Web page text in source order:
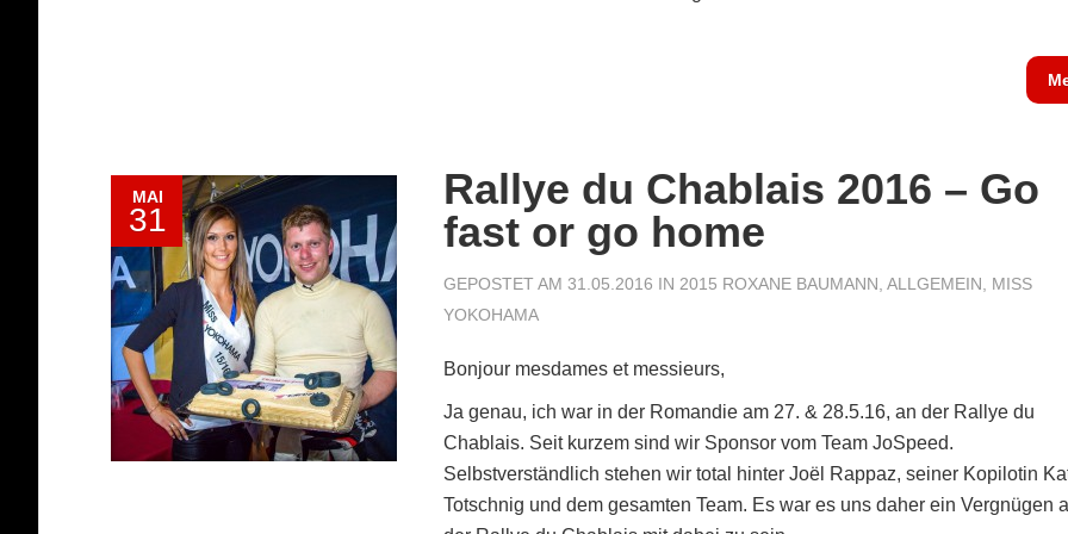
MAI
31
Rallye du Chablais 2016 – Go
fast or go home
GEPOSTET AM 31.05.2016 IN 2015 ROXANE BAUMANN ALLGEMEIN
MISS
YOKOHAMA
Bonjour mesdames et messieurs,
Ja genau, ich war in der Romandie am 27. & 28.5.16, an der Rallye du
Chablais. Seit kurzem sind wir Sponsor vom Team JoSpeed.
Selbstverständlich stehen wir total hinter Joël Rappaz, seiner Kopilotin
Totschnig und dem gesamten Team. Es war es uns daher ein Vergnügen